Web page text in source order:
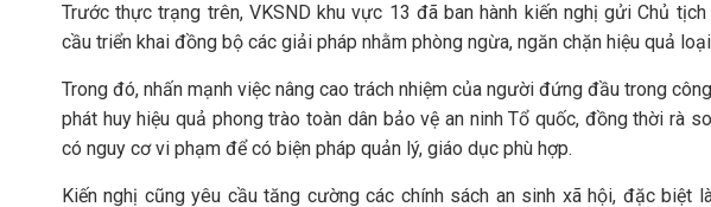
Trước thực trạng trên, VKSND khu vực 13 đã ban hành kiến nghị gửi Chủ
cầu triển khai đồng bộ các giải pháp nhằm phòng ngừa, ngăn chặn hiệu quả
Trong đó, nhấn mạnh việc nâng cao trách nhiệm của người đứng đầu trong
phát huy hiệu quả phong trào toàn dân bảo vệ an ninh Tổ quốc, đồng thời rà
có nguy cơ vi phạm để có biện pháp quản lý, giáo dục phù hợp.
Kiến nghị cũng yêu cầu tăng cường các chính sách an sinh xã hội, đặc biệt